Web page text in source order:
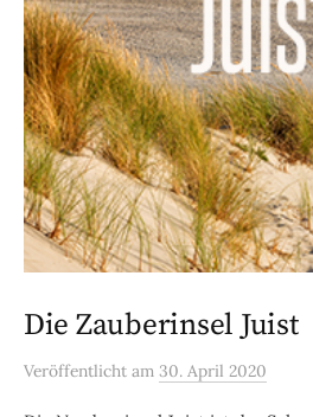
Die Zauberinsel Juist
Veröffentlicht am 30. April 2020